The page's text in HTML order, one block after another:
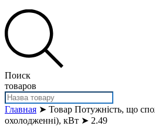
Поиск
товаров
Главная ➤ Товар Потужність, що
охолодженні), кВт ➤ 2.49